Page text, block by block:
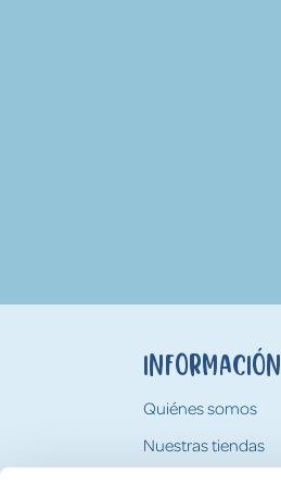
Quiénes somos
Nuestras tiendas